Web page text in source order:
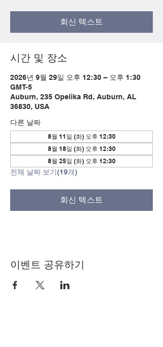
회신 텍스트
시간 및 장소
2026년 9월 29일 오후 12:30 – 오후 1:30
GMT-5
Auburn, 235 Opelika Rd, Auburn, AL
36830, USA
다른 날짜
8월 11일 (화) 오후 12:30
8월 18일 (화) 오후 12:30
8월 25일 (화) 오후 12:30
전체 날짜 보기(19개)
회신 텍스트
이벤트 공유하기